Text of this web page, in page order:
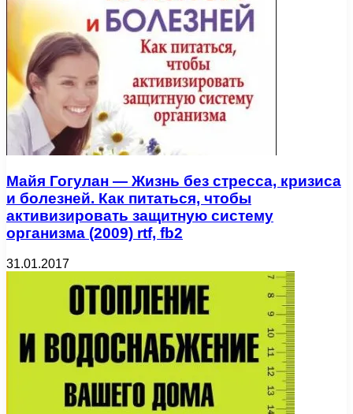
Майя Гогулан — Жизнь без стресса, кризиса
и болезней. Как питаться, чтобы
активизировать защитную систему
организма (2009) rtf, fb2
31.01.2017